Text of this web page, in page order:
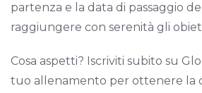
partenza e la data di passaggio
raggiungere con serenità gli
Cosa aspetti? Iscriviti subito su
tuo allenamento per ottenere la